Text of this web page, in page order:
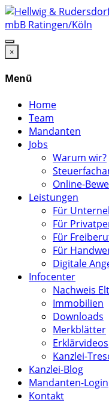
×
Menü
Home
Team
Mandanten
Jobs
Warum wir?
Online-
Leistungen
Für
Für
Für
Für
Digitale
Infocenter
Nachweis
Immobilien
Downloads
Merkblätter
Erklärvideos
Kanzlei-
Kanzlei-Blog
Mandanten-Login
Kontakt